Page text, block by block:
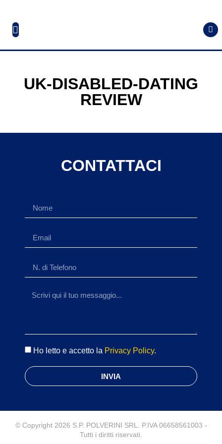
UK-DISABLED-DATING
REVIEW
CONTATTACI
Ho letto e accetto la Privacy Policy.
INVIA
© Copyright 2026 S.P. POLVERINI SRL. P.IVA 06658561003 -
Tutti i diritti riservati.